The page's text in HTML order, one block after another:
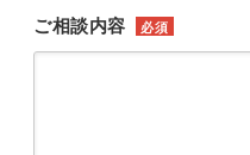
ご相談内容 必須